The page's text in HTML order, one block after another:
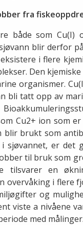
fra
både som Cu(I)
blir derfor
i flere
Den
organismer.
bli tatt opp av
Cu2+ ion som
blir brukt som
er det
til bruk som
en
i flere
og
viste a nivåene
med målinger.